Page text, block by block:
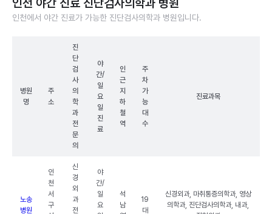
인천 야간 진료 진단검사의학과 병원
인천에서 야간 진료가 가능한 진단검사의학과 병원입니다.
병원
명
주
소
진
단
검
사
의
학
과
전
문
의
야
간/
일
요
일
진
료
인
근
지
하
철
역
주
차
가
능
대
수
진료과목
노송
병원
인
천
서
구
신
경
외
과
전
야
간/
일
요
석
남
19
대
신경외과, 마취통증의학과, 영상
의학과, 진단검사의학과, 내과,